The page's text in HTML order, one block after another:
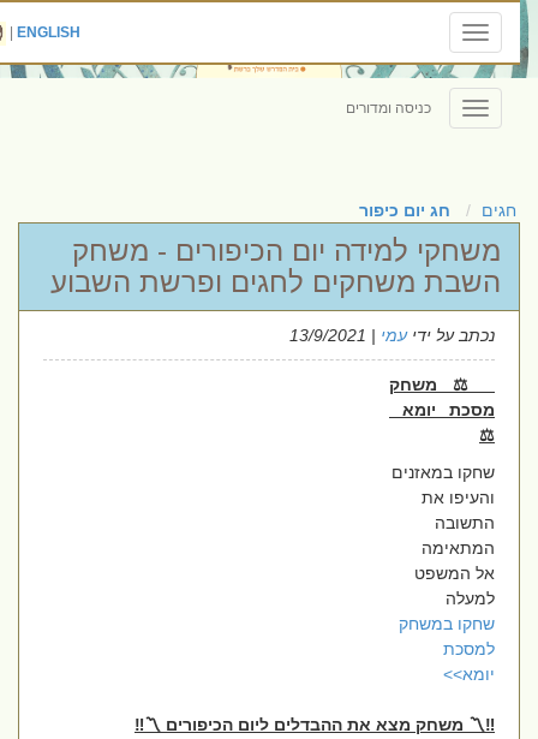
Toggle
navigation
ENGLISH
|
Toggle
navigation
כניסה ומדורים
חגים חג יום כיפור
משחקי למידה יום הכיפורים - משחק
השבת משחקים לחגים ופרשת השבוע
נכתב על ידיעמי| 13/9/2021
⚖️ משחק
מסכת יומא
שחקו במאזנים
והעיפו את
התשובה
המתאימה
אל המשפט
למעלה
שחקו במשחק
למסכת
יומא>>
‼️〽️ משחק מצא את ההבדלים ליום הכיפורים 〽️‼️